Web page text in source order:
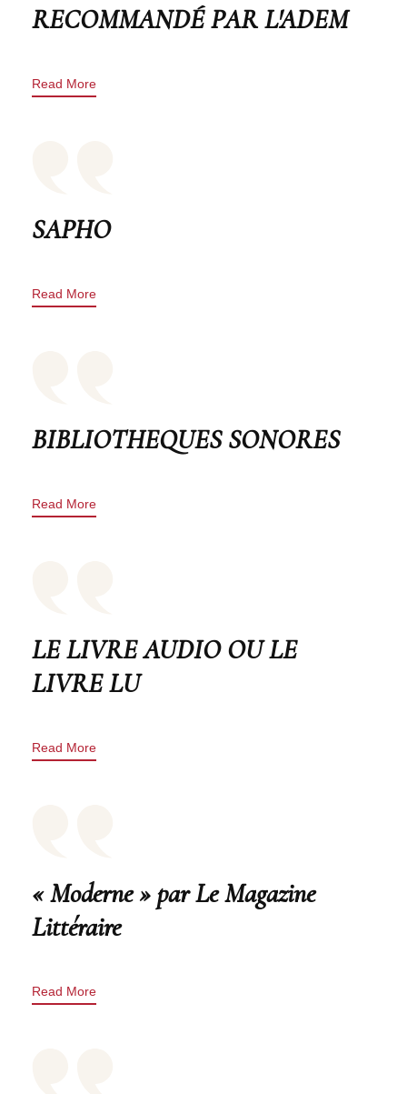
RECOMMANDÉ PAR L'ADEM
Read More
SAPHO
Read More
BIBLIOTHEQUES SONORES
Read More
LE LIVRE AUDIO OU LE
LIVRE LU
Read More
« Moderne » par Le Magazine
Littéraire
Read More